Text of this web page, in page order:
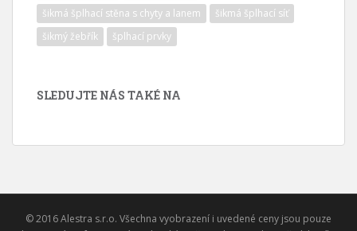
šikmá šplhací stěna s chyty a lanem
šikmá šplhací síť
šikmý žebřík
šplhací prvky
SLEDUJTE NÁS TAKÉ NA
© 2016 Alestra s.r.o. Všechna vyobrazení i uvedené ceny jsou pouze